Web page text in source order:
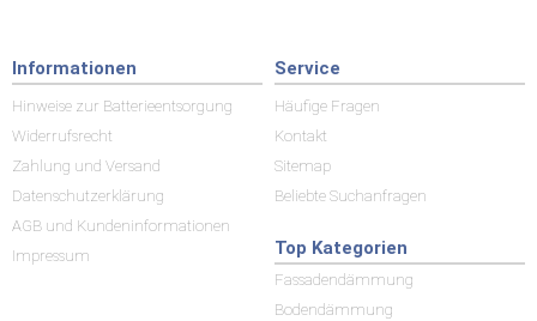
Informationen
Hinweise zur Batterieentsorgung
Widerrufsrecht
Zahlung und Versand
Datenschutzerklärung
AGB und Kundeninformationen
Impressum
Service
Häufige Fragen
Kontakt
Sitemap
Beliebte Suchanfragen
Top Kategorien
Fassadendämmung
Bodendämmung